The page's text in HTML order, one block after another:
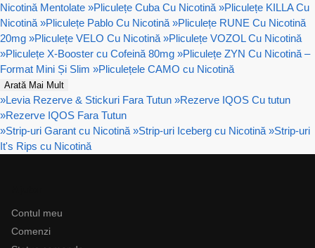
Nicotină Mentolate »Pliculețe Cuba Cu Nicotină »Pliculețe KILLA Cu
Nicotină »Pliculețe Pablo Cu Nicotină »Pliculețe RUNE Cu Nicotină
20mg »Pliculețe VELO Cu Nicotină »Pliculețe VOZOL Cu Nicotină
»Pliculețe X-Booster cu Cofeină 80mg »Pliculețe ZYN Cu Nicotină –
Format Mini Și Slim »Pliculețele CAMO cu Nicotină
Arată Mai Mult
»Levia Rezerve & Stickuri Fara Tutun »Rezerve IQOS Cu tutun
»Rezerve IQOS Fara Tutun
»Strip-uri Garant cu Nicotină »Strip-uri Iceberg cu Nicotină »Strip-uri
It's Rips cu Nicotină
Contul meu
Comenzi